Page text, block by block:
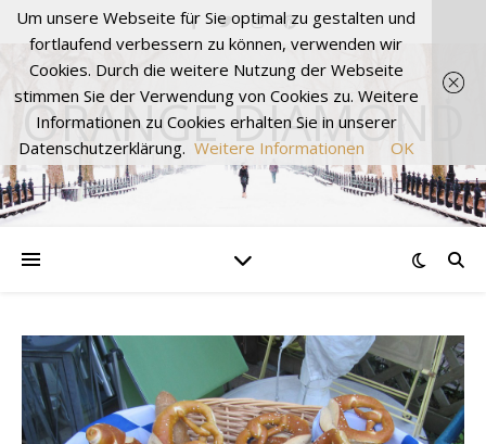
ORANGE DIAMOND
Um unsere Webseite für Sie optimal zu gestalten und
fortlaufend verbessern zu können, verwenden wir
Cookies. Durch die weitere Nutzung der Webseite
stimmen Sie der Verwendung von Cookies zu. Weitere
Informationen zu Cookies erhalten Sie in unserer
Datenschutzerklärung. Weitere Informationen OK